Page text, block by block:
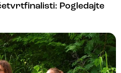
Pogledajte